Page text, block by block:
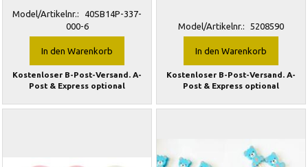
Model/Artikelnr.:
40SB14P-337-
000-6
In den Warenkorb
Kostenloser B-Post-Versand. A-
Post & Express optional
Model/Artikelnr.: 5208590
In den Warenkorb
Kostenloser B-Post-Versand. A-
Post & Express optional